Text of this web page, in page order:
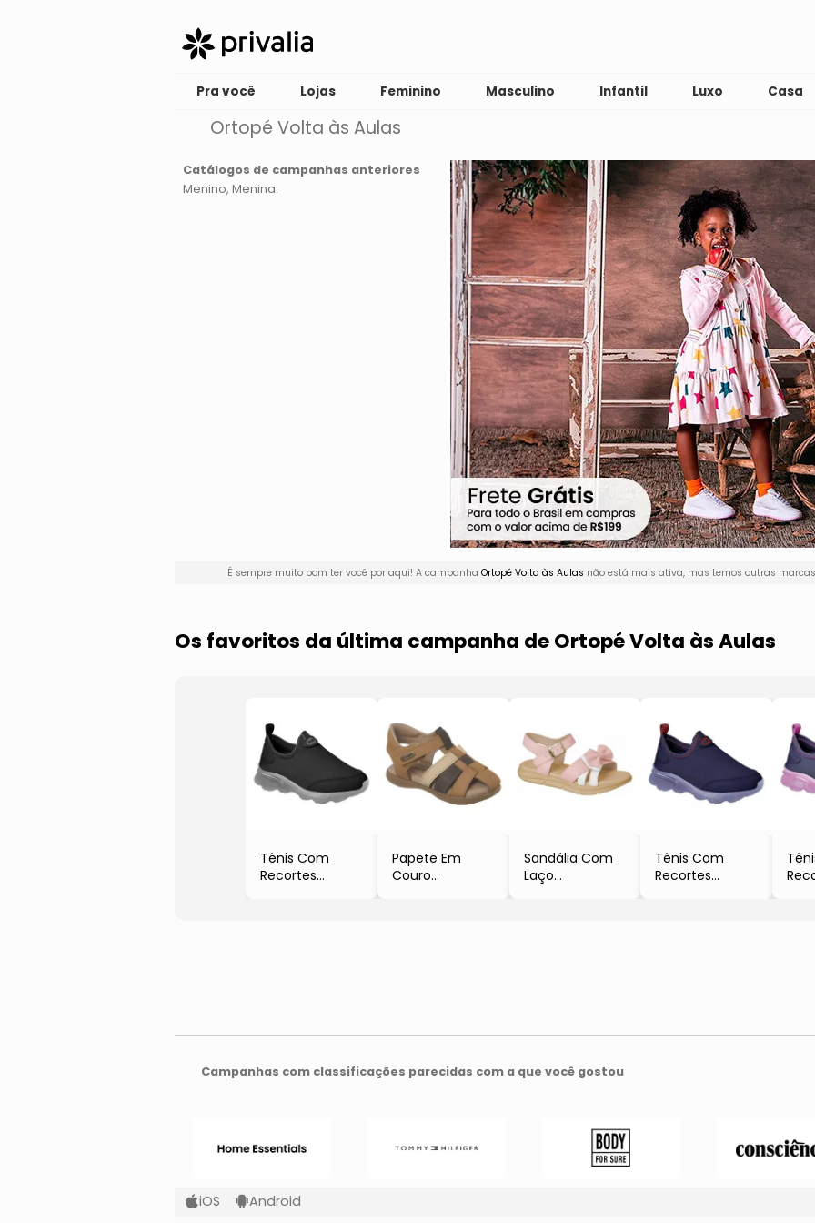
Pra você Lojas Feminino Masculino Infantil Luxo Casa
Ortopé Volta às Aulas
É sempre muito bom ter você por aqui! A campanha Ortopé Volta às Aulas não está mais ativa, mas temos outras
Os favoritos da última campanha de Ortopé Volta às Aulas
Tênis Com
Recortes
Papete Em
Couro
Sandália Com
Laço
Tênis Com
Recortes
Catálogos de campanhas anteriores
Menino Menina
Campanhas com classificações parecidas com a que você gostou
iOS Android